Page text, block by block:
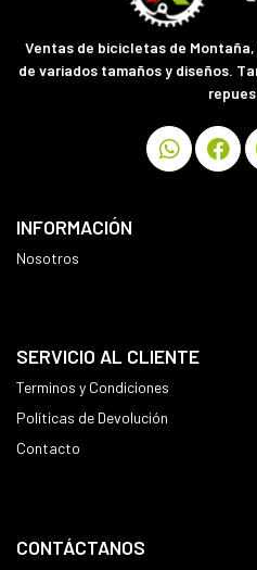
Ventas de bicicletas de
de variados tamaños y diseños.
INFORMACIÓN
Nosotros
SERVICIO AL CLIENTE
Terminos y Condiciones
Políticas de Devolución
Contacto
CONTÁCTANOS